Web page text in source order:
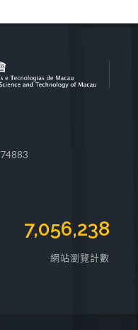
7,056,238
網站瀏覽計數